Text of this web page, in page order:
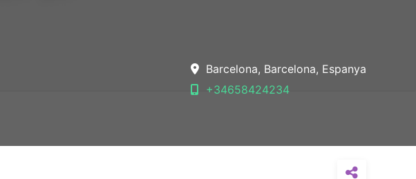
Barcelona, Barcelona, Espanya
+34658424234